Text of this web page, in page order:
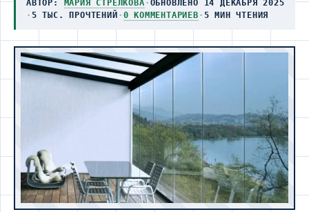
АВТОР: МАРИЯ СТРЕЛКОВА · ОБНОВЛЕНО 14 ДЕКАБРЯ 2025
· 5 ТЫС. ПРОЧТЕНИЙ · 0 КОММЕНТАРИЕВ · 5 МИН ЧТЕНИЯ